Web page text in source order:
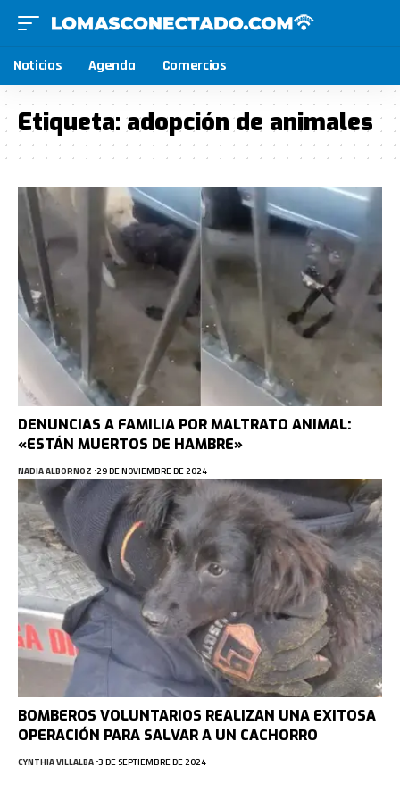
Noticias Agenda Comercios
Etiqueta:adopción de animales
DENUNCIAS A FAMILIA POR MALTRATO ANIMAL:
«ESTÁN MUERTOS DE HAMBRE»
NADIA ALBORNOZ 29 DE NOVIEMBRE DE 2024
BOMBEROS VOLUNTARIOS REALIZAN UNA EXITOSA
OPERACIÓN PARA SALVAR A UN CACHORRO
CYNTHIA VILLALBA 3 DE SEPTIEMBRE DE 2024